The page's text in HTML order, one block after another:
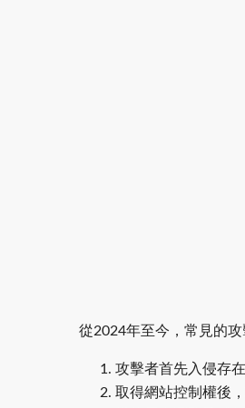
從2024年至今，常見的攻
攻擊者首先入侵存
取得網站控制權後